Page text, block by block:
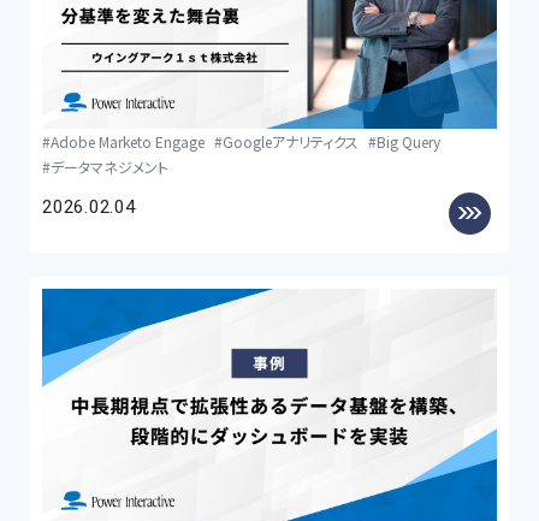
Adobe Marketo Engage Googleアナリティクス
Big Query
データマネジメント
2026.02.04